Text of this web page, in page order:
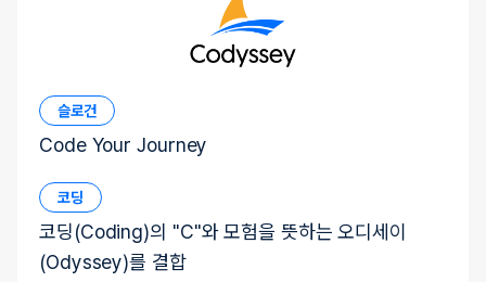
슬로건
Code Your Journey
코딩
코딩(Coding)의 "C"와 모험을 뜻하는 오디세이
(Odyssey)를 결합